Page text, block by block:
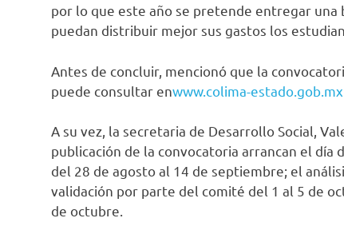
por lo que este año se pretende entregar una
puedan distribuir mejor sus gastos los
Antes de concluir, mencionó que la
puede consultar enwww.colima-estado.gob.mx
A su vez, la secretaria de Desarrollo Social,
publicación de la convocatoria arrancan el día
del 28 de agosto al 14 de septiembre; el
validación por parte del comité del 1 al 5 de
de octubre.